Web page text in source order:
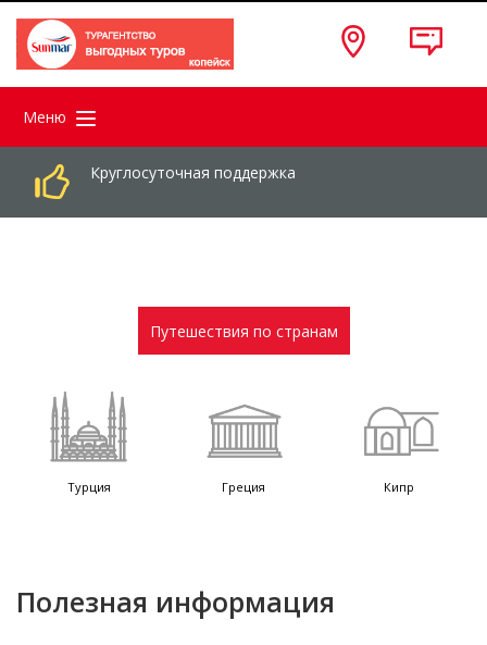
Меню
Круглосуточная поддержка
Путешествия по странам
Турция Греция Кипр
Полезная информация